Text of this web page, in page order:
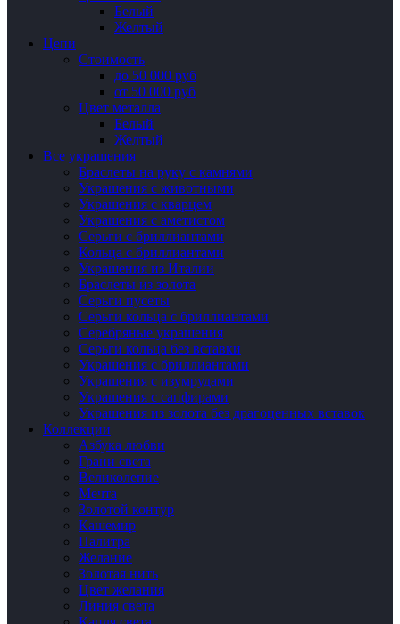
Белый
Желтый
Цепи
Стоимость
до 50 000 руб
от 50 000 руб
Цвет металла
Белый
Желтый
Все украшения
Браслеты на руку с камнями
Украшения с животными
Украшения с кварцем
Украшения с аметистом
Серьги с бриллиантами
Кольца с бриллиантами
Украшения из Италии
Браслеты из золота
Серьги пусеты
Серьги кольца с бриллиантами
Серебряные украшения
Серьги кольца без вставки
Украшения с бриллиантами
Украшения с изумрудами
Украшения с сапфирами
Украшения из золота без драгоценных вставок
Коллекции
Азбука любви
Грани света
Великолепие
Мечта
Золотой контур
Кашемир
Палитра
Желание
Золотая нить
Цвет желания
Линия света